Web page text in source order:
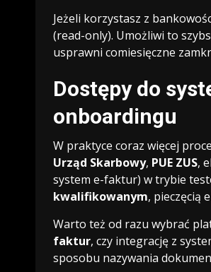
Jeżeli korzystasz z
(read-only). Umożliwi to
usprawni comiesięczne
Dostępy do
onboardingu
W praktyce coraz więcej
Urząd Skarbowy, PUE ZUS,
system e-faktur) w trybie
kwalifikowanym, pieczęcią
Warto też od razu wybrać
faktur, czy integrację z
sposobu nazywania